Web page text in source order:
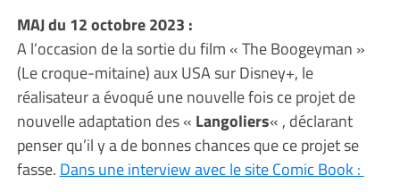
MAJ du 12 octobre 2023 :
A l’occasion de la sortie du film « The Boogeyman »
(Le croque-mitaine) aux USA sur Disney+, le
réalisateur a évoqué une nouvelle fois ce projet de
nouvelle adaptation des « Langoliers« , déclarant
penser qu’il y a de bonnes chances que ce projet se
fasse. Dans une interview avec le site Comic Book :